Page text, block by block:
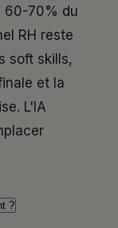
60-70% du
RH reste
soft skills,
et la
L'IA
?